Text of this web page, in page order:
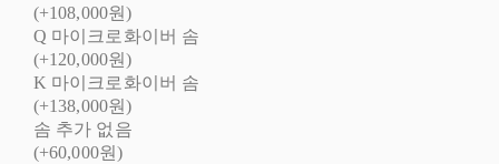
(+108,000원)
Q 마이크로화이버 솜
(+120,000원)
K 마이크로화이버 솜
(+138,000원)
솜 추가 없음
(+60,000원)